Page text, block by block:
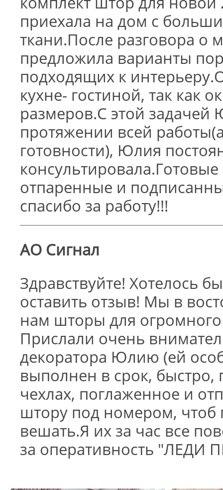
приехала на дом с
ткани.После разговора
предложила варианты
подходящих к
кухне- гостиной, так как
размеров.С этой
протяжении всей
готовности), Юлия
отпаренные и
спасибо за работу!!!
АО Сигнал
Здравствуйте! Хотелось
оставить отзыв! Мы в
нам шторы для огромного
Прислали очень
декоратора Юлию (ей
выполнен в срок, быстро,
чехлах, поглаженное и
штору под номером,
вешать.Я их за час все
за оперативность "ЛЕДИ